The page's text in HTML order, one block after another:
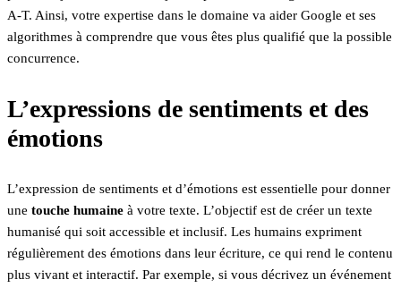
A-T. Ainsi, votre expertise dans le domaine va aider Google et ses
algorithmes à comprendre que vous êtes plus qualifié que la possible
concurrence.
L’expressions de sentiments et des
émotions
L’expression de sentiments et d’émotions est essentielle pour donner
une touche humaine à votre texte. L’objectif est de créer un texte
humanisé qui soit accessible et inclusif. Les humains expriment
régulièrement des émotions dans leur écriture, ce qui rend le contenu
plus vivant et interactif. Par exemple, si vous décrivez un événement